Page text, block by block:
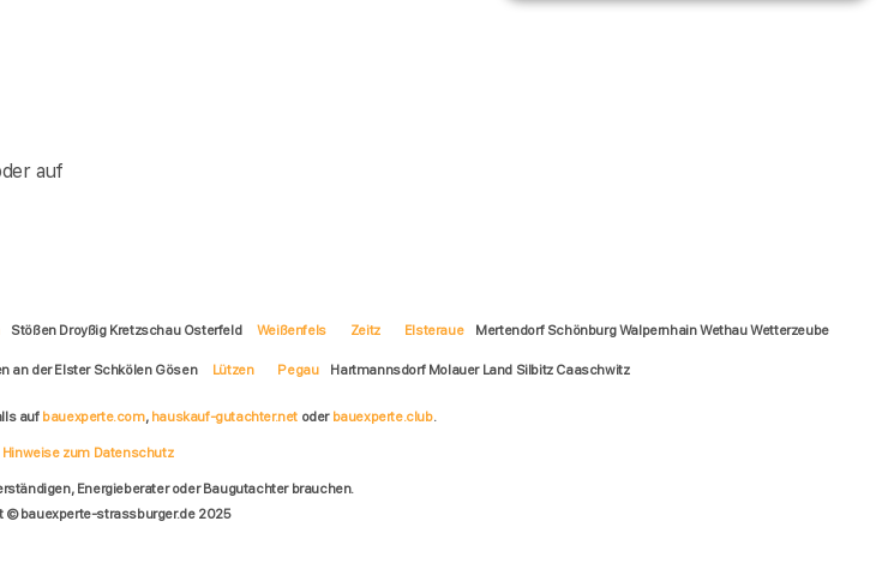
auf
Stößen Droyßig Kretzschau Osterfeld Weißenfels Zeitz Elsteraue Mertendorf Schönburg Walpernhain Wethau Wetterzeube
an der Elster Schkölen Gösen Lützen Pegau Hartmannsdorf Molauer Land Silbitz Caaschwitz
auf bauexperte.com, hauskauf-gutachter.net oder bauexperte.club.
Hinweise zum Datenschutz
Energieberater oder Baugutachter brauchen.
© bauexperte-strassburger.de 2025